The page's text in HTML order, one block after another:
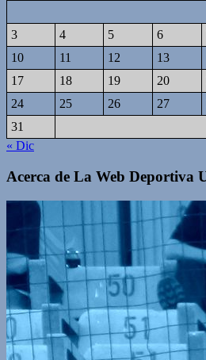
3
4 5 6
10
11 12 13
17
18 19 20
24
25 26 27
31
« Dic
Acerca de La Web Deportiva